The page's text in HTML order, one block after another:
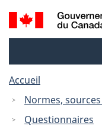
Recherche
et
Accueil
Normes,
Questionnaires